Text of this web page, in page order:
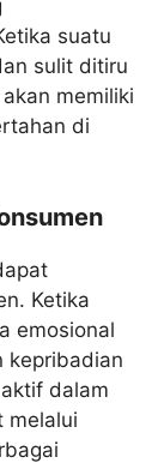
suatu
sulit ditiru
memiliki
di
Ketika
emosional
kepribadian
dalam
melalui